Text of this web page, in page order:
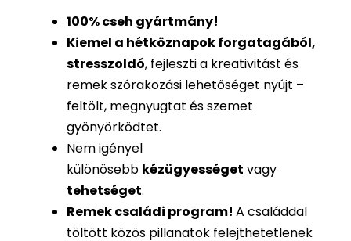
100%cseh gyártmány!
Kiemel a hétköznapok forgatagából,
stresszoldó, fejleszti a kreativitást és
remek szórakozási lehetőséget nyújt –
feltölt, megnyugtat és szemet
gyönyörködtet.
Nem igényel
különösebb kézügyességet vagy
tehetséget.
Remek családi program! A családdal
töltött közös pillanatok felejthetetlenek